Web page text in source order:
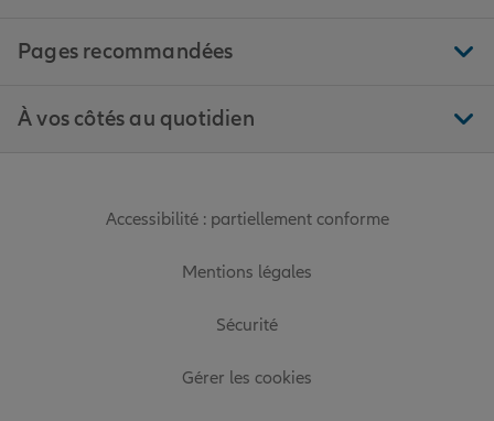
Pages recommandées
À vos côtés au quotidien
Accessibilité : partiellement conforme
Mentions légales
Sécurité
Gérer les cookies